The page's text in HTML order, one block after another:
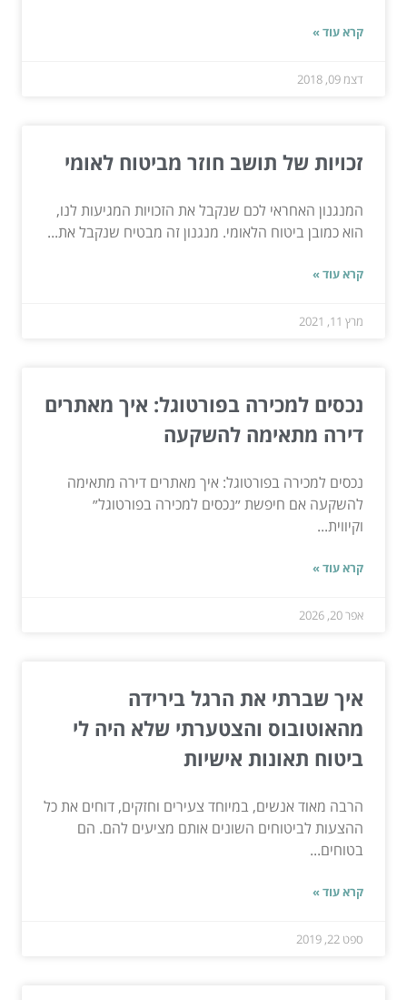
קרא עוד »
דצמ 09, 2018
זכויות של תושב חוזר מביטוח לאומי
המנגנון האחראי לכם שנקבל את הזכויות המגיעות לנו,
הוא כמובן ביטוח הלאומי. מנגנון זה מבטיח שנקבל את...
קרא עוד »
מרץ 11, 2021
נכסים למכירה בפורטוגל: איך מאתרים
דירה מתאימה להשקעה
נכסים למכירה בפורטוגל: איך מאתרים דירה מתאימה
להשקעה אם חיפשת ״נכסים למכירה בפורטוגל״
וקיווית...
קרא עוד »
אפר 20, 2026
איך שברתי את הרגל בירידה
מהאוטובוס והצטערתי שלא היה לי
ביטוח תאונות אישיות
הרבה מאוד אנשים, במיוחד צעירים וחזקים, דוחים את כל
ההצעות לביטוחים השונים אותם מציעים להם. הם
בטוחים...
קרא עוד »
ספט 22, 2019